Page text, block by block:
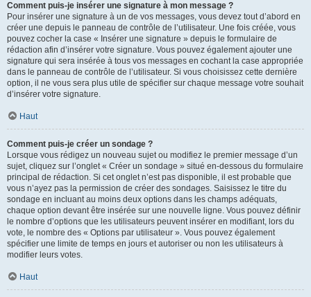
Comment puis-je insérer une signature à mon message ?
Pour insérer une signature à un de vos messages, vous devez tout d’abord en
créer une depuis le panneau de contrôle de l’utilisateur. Une fois créée, vous
pouvez cocher la case « Insérer une signature » depuis le formulaire de
rédaction afin d’insérer votre signature. Vous pouvez également ajouter une
signature qui sera insérée à tous vos messages en cochant la case appropriée
dans le panneau de contrôle de l’utilisateur. Si vous choisissez cette dernière
option, il ne vous sera plus utile de spécifier sur chaque message votre souhait
d’insérer votre signature.
Haut
Comment puis-je créer un sondage ?
Lorsque vous rédigez un nouveau sujet ou modifiez le premier message d’un
sujet, cliquez sur l’onglet « Créer un sondage » situé en-dessous du formulaire
principal de rédaction. Si cet onglet n’est pas disponible, il est probable que
vous n’ayez pas la permission de créer des sondages. Saisissez le titre du
sondage en incluant au moins deux options dans les champs adéquats,
chaque option devant être insérée sur une nouvelle ligne. Vous pouvez définir
le nombre d’options que les utilisateurs peuvent insérer en modifiant, lors du
vote, le nombre des « Options par utilisateur ». Vous pouvez également
spécifier une limite de temps en jours et autoriser ou non les utilisateurs à
modifier leurs votes.
Haut